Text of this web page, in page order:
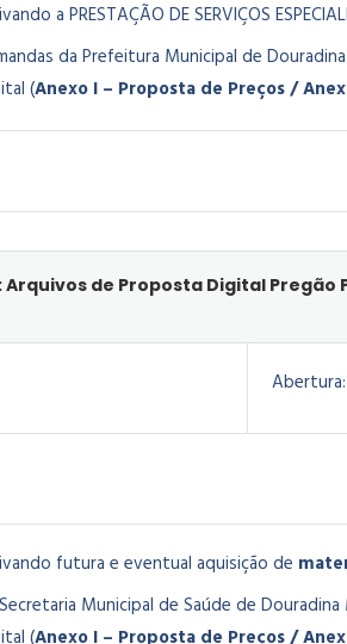
a PRESTAÇÃO DE SERVIÇOS
da Prefeitura Municipal de
(Anexo I – Proposta de Preços /
de Proposta Digital Pregão
Abertura:
futura e eventual aquisição de
Municipal de Saúde de
(Anexo I – Proposta de Preços /